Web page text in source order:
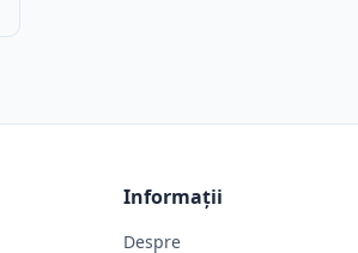
Informații
Despre